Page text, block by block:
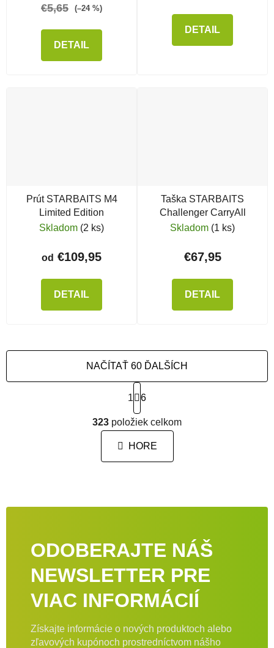
€5,65 (–24 %)
DETAIL
DETAIL
Prút STARBAITS M4
Limited Edition
Skladom (2 ks)
od €109,95
DETAIL
Taška STARBAITS
Challenger CarryAll
Skladom (1 ks)
€67,95
DETAIL
Ovládacie prvky výpisu
NAČÍTAŤ 60 ĎALŠÍCH
Stránkovanie
1 6
323 položiek celkom
HORE
ODOBERAJTE NÁŠ
NEWSLETTER PRE
VIAC INFORMÁCIÍ
Získajte informácie o nových produktoch alebo
zľavových kupónoch prostredníctvom nášho